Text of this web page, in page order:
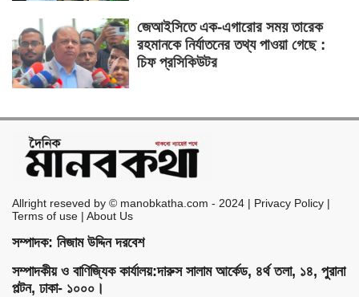
জেআইসিতে এক-এগারোর সময় তারেক
রহমানকে নির্যাতনের তথ্য পাওয়া গেছে :
চিফ প্রসিকিউটর
Allright reseved by © manobkatha.com - 2024 | Privacy Policy |
Terms of use | About Us
সম্পাদক: নিজাম উদ্দিন দরবেশ
সম্পাদকীয় ও বাণিজ্যিক কার্যালয়:দারুস সালাম আর্কেড, ৪র্থ তলা, ১৪, পুরানা
পল্টন, ঢাকা- ১০০০।